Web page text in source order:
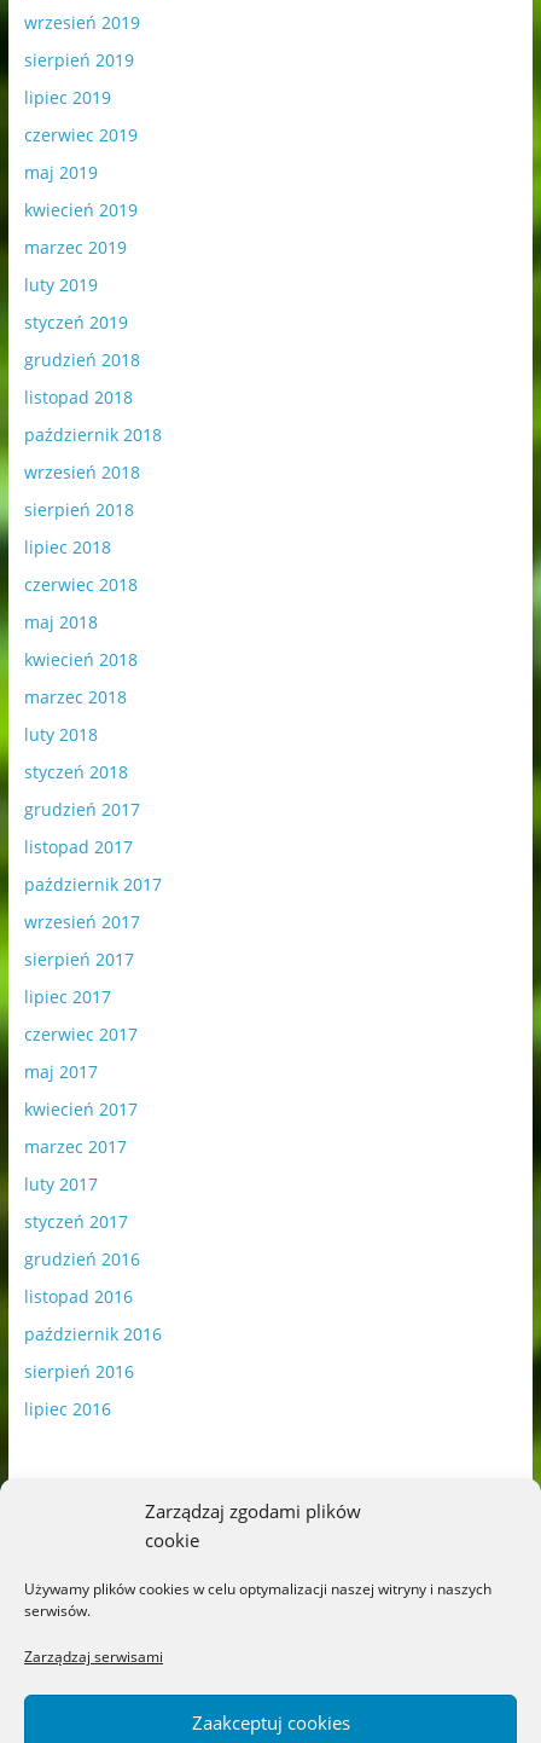
Zarządzaj zgodami plików
cookie
Używamy plików cookies w celu optymalizacji naszej witryny i naszych
serwisów.
Zarządzaj serwisami
Zaakceptuj cookies
wrzesień 2019
sierpień 2019
lipiec 2019
czerwiec 2019
maj 2019
kwiecień 2019
marzec 2019
luty 2019
styczeń 2019
grudzień 2018
listopad 2018
październik 2018
wrzesień 2018
sierpień 2018
lipiec 2018
czerwiec 2018
maj 2018
kwiecień 2018
marzec 2018
luty 2018
styczeń 2018
grudzień 2017
listopad 2017
październik 2017
wrzesień 2017
sierpień 2017
lipiec 2017
czerwiec 2017
maj 2017
kwiecień 2017
marzec 2017
luty 2017
styczeń 2017
grudzień 2016
listopad 2016
październik 2016
sierpień 2016
lipiec 2016